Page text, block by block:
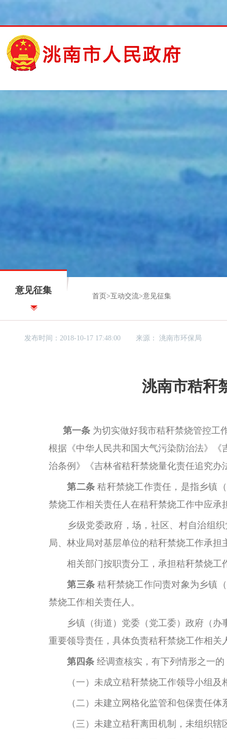
意见征集
首页 >互动交流>意见征集
发布时间：2018-10-17 17:48:00 来源：洮南市环保局
洮南市秸秆
第一条 为切实做好我市秸秆禁烧管控工
根据《中华人民共和国大气污染防治法》
治条例》《吉林省秸秆禁烧量化责任追究
第二条 秸秆禁烧工作责任，是指乡镇
禁烧工作相关责任人在秸秆禁烧工作中应承
乡级党委政府，场，社区、村自治组
局、林业局对基层单位的秸秆禁烧工作承担
相关部门按职责分工，承担秸秆禁烧工
第三条 秸秆禁烧工作问责对象为乡镇
禁烧工作相关责任人。
乡镇（街道）党委（党工委）政府（
重要领导责任，具体负责秸秆禁烧工作相
第四条 经调查核实，有下列情形之一
（一）未成立秸秆禁烧工作领导小组及
（二）未建立网格化监管和包保责任
（三）未建立秸秆离田机制，未组织